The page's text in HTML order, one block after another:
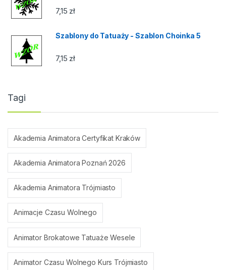
7,15 zł
Szablony do Tatuaży - Szablon Choinka 5
7,15 zł
Tagi
Akademia Animatora Certyfikat Kraków
Akademia Animatora Poznań 2026
Akademia Animatora Trójmiasto
Animacje Czasu Wolnego
Animator Brokatowe Tatuaże Wesele
Animator Czasu Wolnego Kurs Trójmiasto